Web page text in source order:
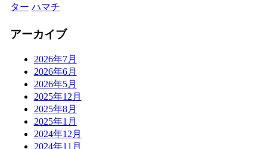
ター ハマチ
アーカイブ
2026年7月
2026年6月
2026年5月
2025年12月
2025年8月
2025年1月
2024年12月
2024年11月